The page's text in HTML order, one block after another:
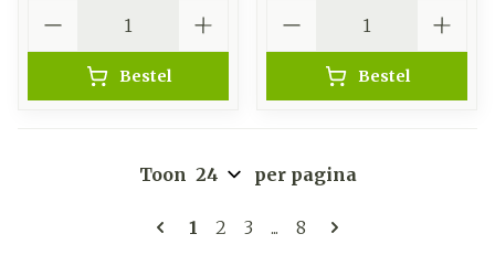
Bestel Bestel
Pagina's
U lees momenteel pagina
1 Pagina
2 Pagina
3 ... Pagina
8
Toon per pagina